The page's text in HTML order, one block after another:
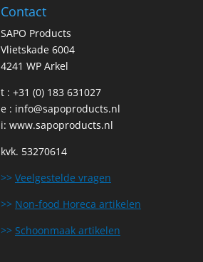
Contact
SAPO Products
Vlietskade 6004
4241 WP Arkel
t : +31 (0) 183 631027
e : info@sapoproducts.nl
i: www.sapoproducts.nl
kvk. 53270614
>> Veelgestelde vragen
>> Non-food Horeca artikelen
>> Schoonmaak artikelen